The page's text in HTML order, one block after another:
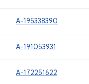
A-195338390
A-191053931
A-172251622